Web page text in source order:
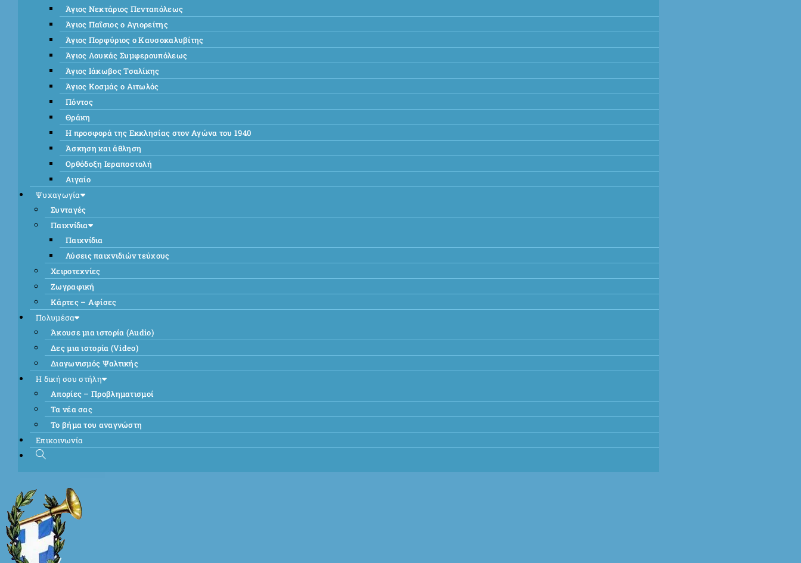
Άγιος Νεκτάριος Πενταπόλεως
Άγιος Παΐσιος ο Αγιορείτης
Άγιος Πορφύριος ο Καυσοκαλυβίτης
Άγιος Λουκάς Συμφερουπόλεως
Άγιος Ιάκωβος Τσαλίκης
Άγιος Κοσμάς ο Αιτωλός
Πόντος
Θράκη
Η προσφορά της Εκκλησίας στον Αγώνα του 1940
Άσκηση και άθληση
Ορθόδοξη Ιεραποστολή
Αιγαίο
Ψυχαγωγία
Συνταγές
Παιχνίδια
Παιχνίδια
Λύσεις παιχνιδιών τεύχους
Χειροτεχνίες
Ζωγραφική
Κάρτες – Αφίσες
Πολυμέσα
Άκουσε μια ιστορία (Audio)
Δες μια ιστορία (Video)
Διαγωνισμός Ψαλτικής
Η δική σου στήλη
Απορίες – Προβληματισμοί
Τα νέα σας
Το βήμα του αναγνώστη
Επικοινωνία